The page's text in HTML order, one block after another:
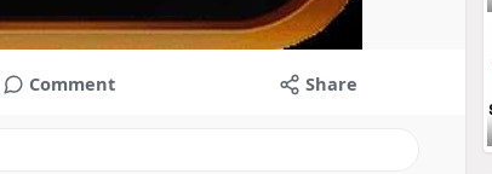
Comment Share